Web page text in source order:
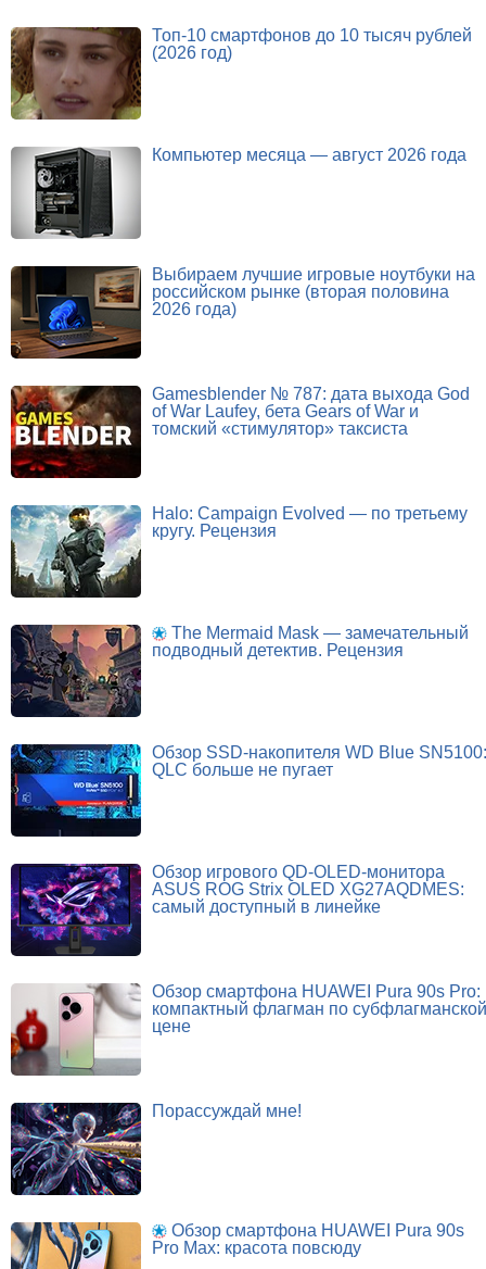
Топ-10 смартфонов до 10 тысяч рублей
(2026 год)
Компьютер месяца — август 2026 года
Выбираем лучшие игровые ноутбуки на
российском рынке (вторая половина
2026 года)
Gamesblender № 787: дата выхода God
of War Laufey, бета Gears of War и
томский «стимулятор» таксиста
Halo: Campaign Evolved — по третьему
кругу. Рецензия
The Mermaid Mask — замечательный
подводный детектив. Рецензия
Обзор SSD-накопителя WD Blue SN5100:
QLC больше не пугает
Обзор игрового QD-OLED-монитора
ASUS ROG Strix OLED XG27AQDMES:
самый доступный в линейке
Обзор смартфона HUAWEI Pura 90s Pro:
компактный флагман по субфлагманской
цене
Порассуждай мне!
Обзор смартфона HUAWEI Pura 90s
Pro Max: красота повсюду